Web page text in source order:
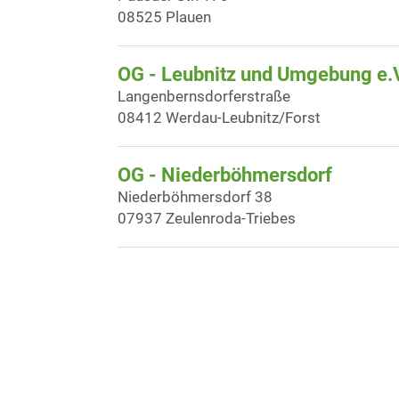
08525 Plauen
OG - Leubnitz und Umgebung
Langenbernsdorferstraße
08412 Werdau-Leubnitz/Forst
OG - Niederböhmersdorf
Niederböhmersdorf 38
07937 Zeulenroda-Triebes